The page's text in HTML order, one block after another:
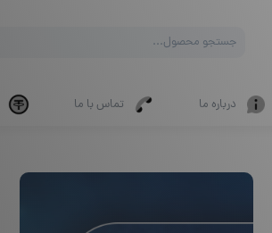
search
درباره ما تماس با ما